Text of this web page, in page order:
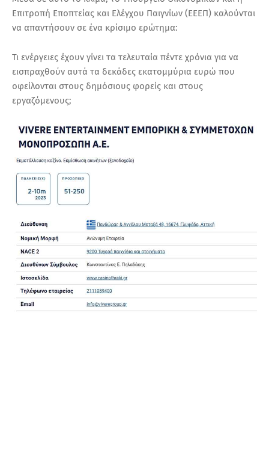
Επιτροπή Εποπτείας και Ελέγχου Παιγνίων (ΕΕΕΠ) καλούνται
να απαντήσουν σε ένα κρίσιμο ερώτημα:
Τι ενέργειες έχουν γίνει τα τελευταία πέντε χρόνια για να
εισπραχθούν αυτά τα δεκάδες εκατομμύρια ευρώ που
οφείλονται στους δημόσιους φορείς και στους
εργαζόμενους;